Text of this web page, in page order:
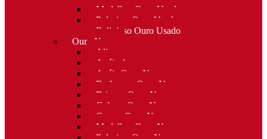
Medalhas Ouro Usado
Pulseiras Ouro Usado
Religioso Ouro Usado
Ouro Novo
Alianças
Anéis de curso
Anéis Ouro Novo
Berloques Ouro Novo
Brincos Ouro Novo
Colares Ouro Novo
Cruzes Ouro Novo
Medalhas Ouro Novo